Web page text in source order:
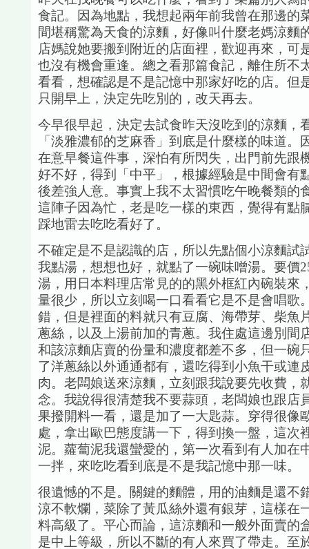
食記。因為地點，我想起兩年前我曾在那邊的
間堪稱驚為天食的涼麵，好像叫什麼老媽涼麵
店媽說她要搬到附近的店面裡，歡迎再來，可
也沒有機會重逢。總之看那篇食記，離住所不
看看，想確認是不是記憶中那家好吃的店。但
只開早上，決定先吃別的，改天再去。
今早很早起，決定去試食昨天沒吃到的涼麵，
「淡雅濃郁的芝麻香」到底是什麼樣的味道。
在意早餐這件事，深怕有所閃失，出門前先跟
好不好，得到「中平」，根據經驗是中間會有
後差強人意。事實上我不太習慣吃午晚餐類的
這陣子因為忙，老是吃一樣的東西，覺得有點
踩地雷去吃吃看好了。
不確定是不是認識的店，所以先點個小涼麵試
我點湯，想想也好，就點了一碗味噌湯。要價
湯，用日本料理店常見的的黑外框紅內碗裝來
量很少，所以立刻喝一口看看它是不是會唱歌
錯，但是裡面的料就只有豆腐、海帶芽、柴魚
蔥絲，以及上湯前加的青蔥。我住處這邊別間
和該涼麵店賣的份量和濃度都差不多，但一碗
了洋蔥絲以外通通都有，還吃得到小魚干或連
肉。老闆娘送來涼麵，立刻跟我說要先收費，
念。我說得很清楚我不要蒜頭，老闆娘也跟店
果撥開料一看，還是加了一大匙蒜。穿得很像
處，拿出歐巴態度講一下，得到換一盤，這次
泥。蘿蔔泥我還蠻愛的，第一次看到有人加在
一拌，來吃吃看到底是不是我記憶中那一味。
很遺憾的不是。關鍵的麵體，用的油麵是還不
涼不軟爛，菜除了黃瓜絲外還有銀芽，這樣在
料高級了。平心而論，這涼麵和一般外面賣的
是中上等級，所以不斷的有人來買了帶走。至